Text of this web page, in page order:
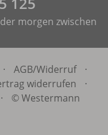
morgen zwischen
· AGB/Widerruf
·
widerrufen
·
· © Westermann